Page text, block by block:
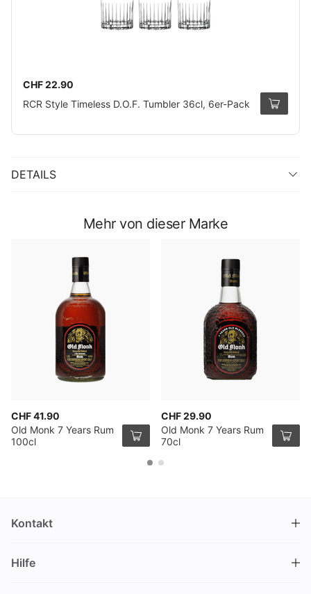
CHF 22.90
RCR Style Timeless D.O.F. Tumbler 36cl, 6er-Pack
DETAILS
Mehr von dieser Marke
CHF 41.90
Old Monk 7 Years Rum
100cl
CHF 29.90
Old Monk 7 Years Rum
70cl
Kontakt
Nüschelerstrasse 35
Hilfe